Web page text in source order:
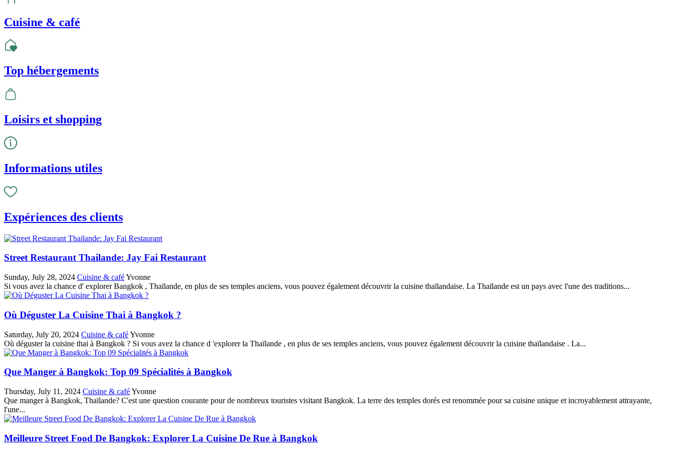
Cuisine & café
Top hébergements
Loisirs et shopping
Informations utiles
Expériences des clients
Street Restaurant Thailande: Jay Fai Restaurant
Sunday, July 28, 2024 Cuisine & caféYvonne
Si vous avez la chance d' explorer Bangkok , Thaïlande, en plus de ses temples anciens, vous pouvez également découvrir la cuisine thaïlandaise. La Thaïlande est un pays avec l'une des traditions...
Où Déguster La Cuisine Thai à Bangkok ?
Saturday, July 20, 2024 Cuisine & caféYvonne
Où déguster la cuisine thai à Bangkok ? Si vous avez la chance d 'explorer la Thaïlande , en plus de ses temples anciens, vous pouvez également découvrir la cuisine thaïlandaise . La...
Que Manger à Bangkok: Top 09 Spécialités à Bangkok
Thursday, July 11, 2024 Cuisine & caféYvonne
Que manger à Bangkok, Thaïlande? C'est une question courante pour de nombreux touristes visitant Bangkok. La terre des temples dorés est renommée pour sa cuisine unique et incroyablement attrayante,
l'une...
Meilleure Street Food De Bangkok: Explorer La Cuisine De Rue à Bangkok